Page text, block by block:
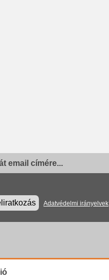
email címére...
Adatvédelmi irányelvek